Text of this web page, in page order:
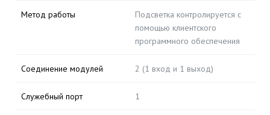
Метод работы
Подсветка контролируется с
помощью клиентского
программного обеспечения
Соединение модулей 2 (1 вход и 1 выход)
Служебный порт 1